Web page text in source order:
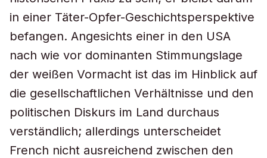
in einer Täter-Opfer-Geschichtsperspektive
befangen. Angesichts einer in den USA
nach wie vor dominanten Stimmungslage
der weißen Vormacht ist das im Hinblick auf
die gesellschaftlichen Verhältnisse und den
politischen Diskurs im Land durchaus
verständlich; allerdings unterscheidet
French nicht ausreichend zwischen den